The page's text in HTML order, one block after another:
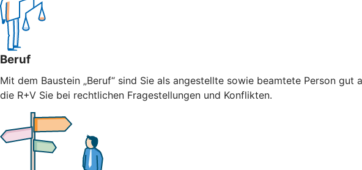
Beruf
Mit dem Baustein „Beruf“ sind Sie als angestellte sowie beamtete Person
die R+V Sie bei rechtlichen Fragestellungen und Konflikten.